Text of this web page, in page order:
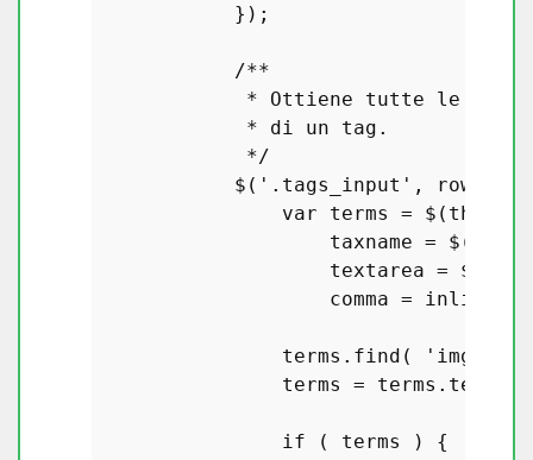
            });
/**
* Ottiene tutte le
             * di un tag.
             */
            $(
'.tags_input' ,
var terms = $( this
                    taxname = $(
                    textarea = $(
comma =
                terms.
find ( 'img'
                terms = terms.
text
if ( terms ) {